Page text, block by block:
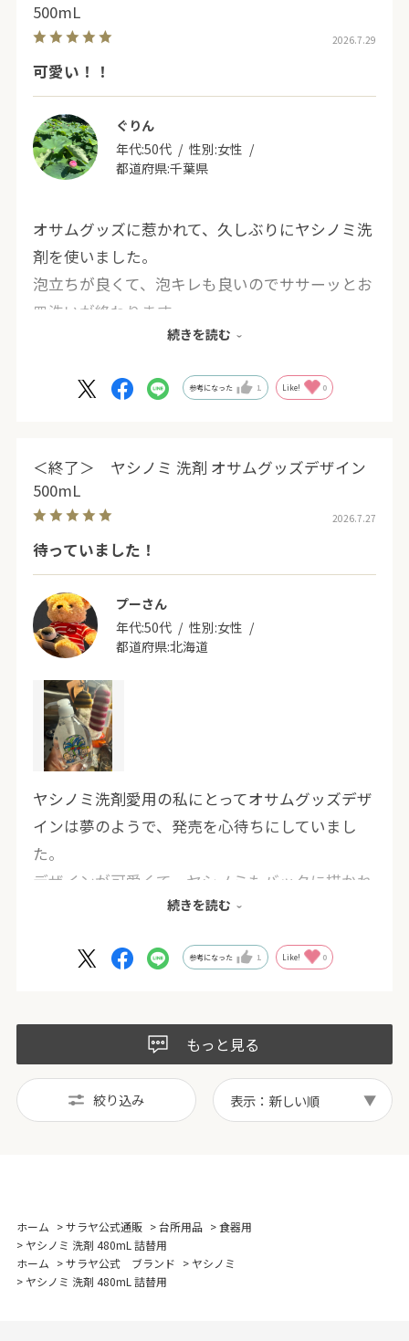
500mL
2026.7.29
可愛い！！
ぐりん
年代:50代 性別:女性
都道府県:千葉県
オサムグッズに惹かれて、久しぶりにヤシノミ洗
剤を使いました。
泡立ちが良くて、泡キレも良いのでササーッとお
皿洗いが終わります。
ただ、事前に油をある程度取らないと、洗剤がす
お湯につけておいて一気に洗うとスッキリしま
した。ハンドソープなど、他のものでもオサムグ
ッズ出して欲しいです。
続きを読む
参考になった 1 Like! 0
＜終了＞ ヤシノミ 洗剤 オサムグッズデザイン
500mL
2026.7.27
待っていました！
プーさん
年代:50代 性別:女性
都道府県:北海道
ヤシノミ洗剤愛用の私にとってオサムグッズデザ
インは夢のようで、発売を心待ちにしていまし
た。
デザインが可愛くて、ヤシノミもバックに描かれ
ていて大満足です。
オサムグッズ好きの友達にもプレゼントに購入し
続きを読む
参考になった 1 Like! 0
もっと見る
絞り込み 表示：新しい順
ホーム >サラヤ公式通販 >台所用品 >食器用
> ヤシノミ 洗剤 480mL 詰替用
ホーム >サラヤ公式 ブランド > ヤシノミ
> ヤシノミ 洗剤 480mL 詰替用